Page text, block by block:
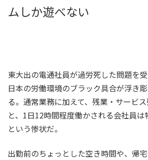
ムしか遊べない
東大出の電通社員が過労死した問題を
日本の労働環境のブラック具合が浮き
る。通常業務に加えて、残業・サービ
と、1日12時間程度働かされる会社員
という惨状だ。
出勤前のちょっとした空き時間や、帰